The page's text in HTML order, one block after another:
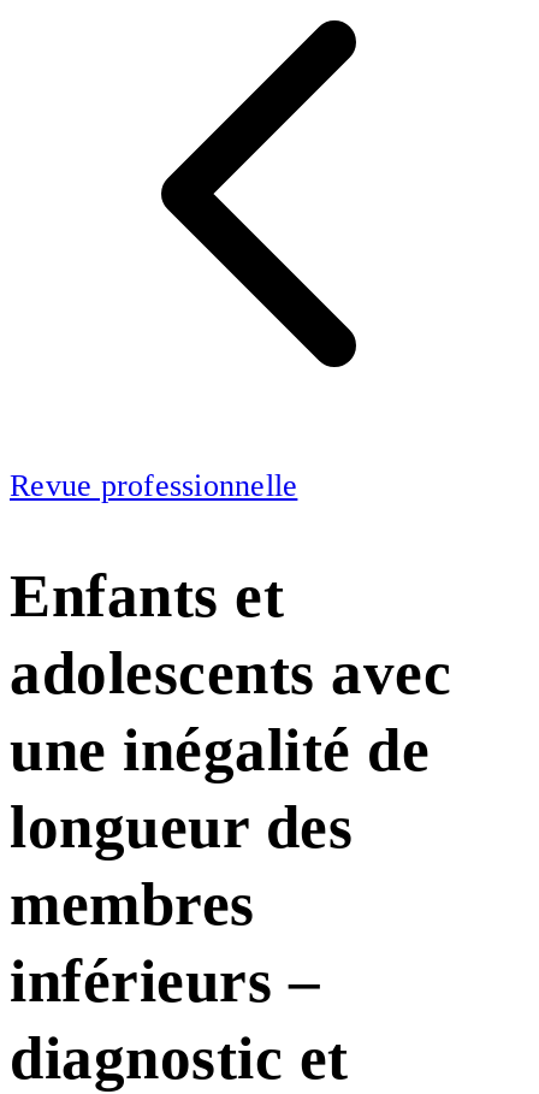
Revue professionnelle
Enfants et
adolescents avec
une inégalité de
longueur des
membres
inférieurs –
diagnostic et